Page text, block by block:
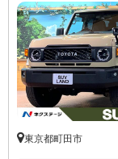
東京都町田市